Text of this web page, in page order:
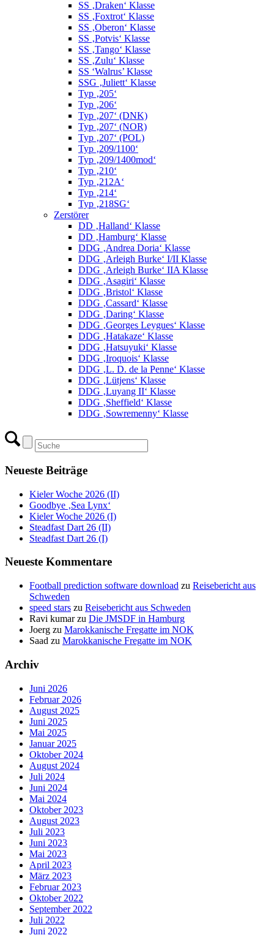
SS ‚Draken‘ Klasse
SS ‚Foxtrot‘ Klasse
SS ‚Oberon‘ Klasse
SS ‚Potvis‘ Klasse
SS ‚Tango‘ Klasse
SS ‚Zulu‘ Klasse
SS ‘Walrus’ Klasse
SSG ‚Juliett‘ Klasse
Typ ‚205‘
Typ ‚206‘
Typ ‚207‘ (DNK)
Typ ‚207‘ (NOR)
Typ ‚207‘ (POL)
Typ ‚209/1100‘
Typ ‚209/1400mod‘
Typ ‚210‘
Typ ‚212A‘
Typ ‚214‘
Typ ‚218SG‘
Zerstörer
DD ‚Halland‘ Klasse
DD ‚Hamburg‘ Klasse
DDG ‚Andrea Doria‘ Klasse
DDG ‚Arleigh Burke‘ I/II Klasse
DDG ‚Arleigh Burke‘ IIA Klasse
DDG ‚Asagiri‘ Klasse
DDG ‚Bristol‘ Klasse
DDG ‚Cassard‘ Klasse
DDG ‚Daring‘ Klasse
DDG ‚Georges Leygues‘ Klasse
DDG ‚Hatakaze‘ Klasse
DDG ‚Hatsuyuki‘ Klasse
DDG ‚Iroquois‘ Klasse
DDG ‚L. D. de la Penne‘ Klasse
DDG ‚Lütjens‘ Klasse
DDG ‚Luyang II‘ Klasse
DDG ‚Sheffield‘ Klasse
DDG ‚Sowremenny‘ Klasse
Neueste Beiträge
Kieler Woche 2026 (II)
Goodbye ‚Sea Lynx‘
Kieler Woche 2026 (I)
Steadfast Dart 26 (II)
Steadfast Dart 26 (I)
Neueste Kommentare
Football prediction software download zu Reisebericht aus
Schweden
speed stars zu Reisebericht aus Schweden
Ravi kumarzu Die JMSDF in Hamburg
Joerg zu Marokkanische Fregatte im NOK
Saad zu Marokkanische Fregatte im NOK
Archiv
Juni 2026
Februar 2026
August 2025
Juni 2025
Mai 2025
Januar 2025
Oktober 2024
August 2024
Juli 2024
Juni 2024
Mai 2024
Oktober 2023
August 2023
Juli 2023
Juni 2023
Mai 2023
April 2023
März 2023
Februar 2023
Oktober 2022
September 2022
Juli 2022
Juni 2022